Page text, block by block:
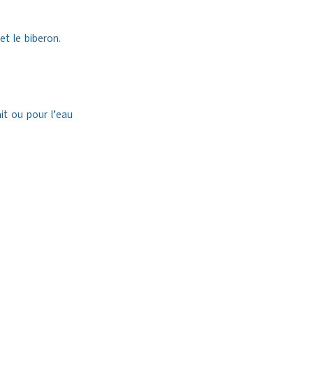
le biberon.
ou pour l’eau